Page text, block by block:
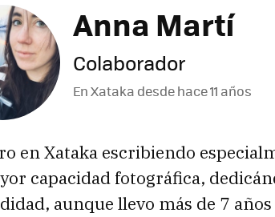
Anna Martí
Colaborador
En Xataka desdehace 11 años
en Xataka escribiendo
capacidad fotográfica,
aunque llevo más de 7